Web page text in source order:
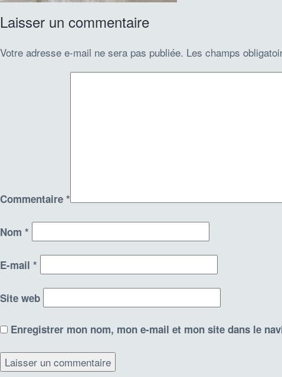
Laisser un commentaire
Votre adresse e-mail ne sera pas publiée. Les champs
Commentaire *
Nom *
E-mail *
Site web
Enregistrer mon nom, mon e-mail et mon site dans le